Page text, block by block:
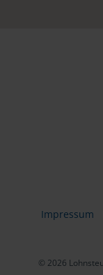
Impressum
© 2026